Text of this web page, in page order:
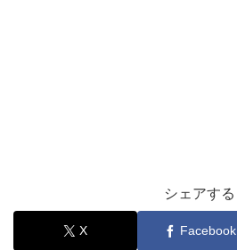
シェアする
X Facebook